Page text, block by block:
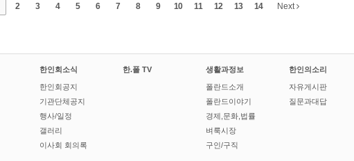
2 3 4 5 6 7 8 9 10 11 12 13 14 Next
한인회소식
한인회공지
기관단체공지
행사/일정
갤러리
이사회 회의록
한.폴 TV 생활과정보
폴란드소개
폴란드이야기
경제,문화,법률
벼룩시장
구인/구직
한인의소리
자유게시판
질문과대답